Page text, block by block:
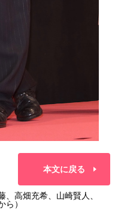
本文に戻る
高畑充希、山崎賢人、
）